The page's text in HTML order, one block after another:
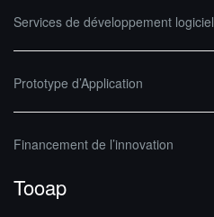
Services de développement logiciel
Prototype d’Application
Financement de l’innovation
Tooap